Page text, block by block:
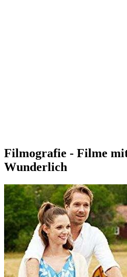
Filmografie - Filme
Wunderlich